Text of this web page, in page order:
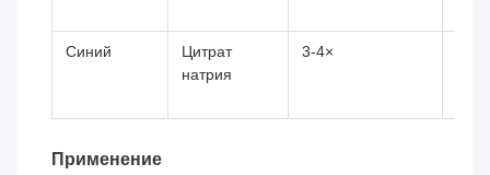
Синий
Цитрат
натрия
3-4×
Применение